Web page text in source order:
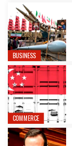
BUSINESS
COMMERCE